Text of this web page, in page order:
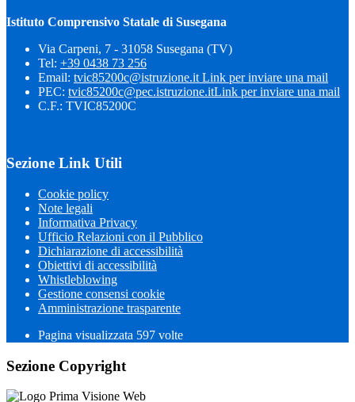
Istituto Comprensivo Statale di Susegana
Via Carpeni, 7 - 31058 Susegana (TV)
Tel: +39 0438 73 256
Email: tvic85200c@istruzione.it Link per inviare una mail
PEC: tvic85200c@pec.istruzione.itLink per inviare una mail
C.F.: TVIC85200C
Sezione Link Utili
Cookie policy
Note legali
Informativa Privacy
Ufficio Relazioni con il Pubblico
Dichiarazione di accessibilità
Obiettivi di accessibilità
Whistleblowing
Gestione consensi cookie
Amministrazione trasparente
Pagina visualizzata 597 volte
Sezione Copyright